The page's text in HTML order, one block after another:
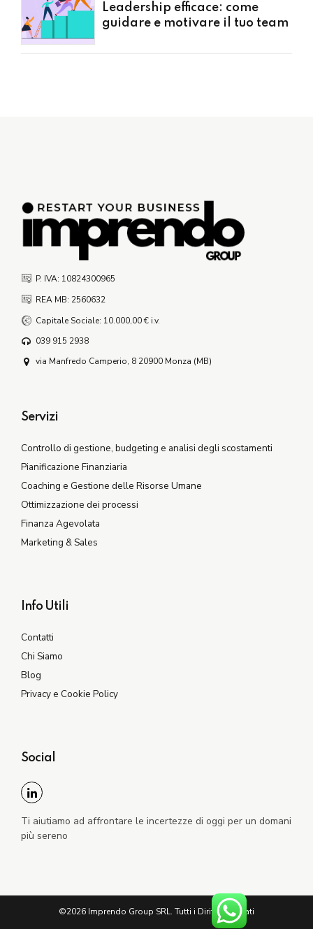
Leadership efficace: come
guidare e motivare il tuo team
P. IVA: 10824300965
REA MB: 2560632
Capitale Sociale: 10.000,00 € i.v.
039 915 2938
via Manfredo Camperio, 8 20900 Monza (MB)
Servizi
Controllo di gestione, budgeting e analisi degli scostamenti
Pianificazione Finanziaria
Coaching e Gestione delle Risorse Umane
Ottimizzazione dei processi
Finanza Agevolata
Marketing & Sales
Info Utili
Contatti
Chi Siamo
Blog
Privacy e Cookie Policy
Social
Ti aiutiamo ad affrontare le incertezze di oggi per un domani
più sereno
©2026 Imprendo Group SRL. Tutti i Diritti Riservati